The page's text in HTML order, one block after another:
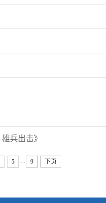
兵出击》
5 ... 9 下页